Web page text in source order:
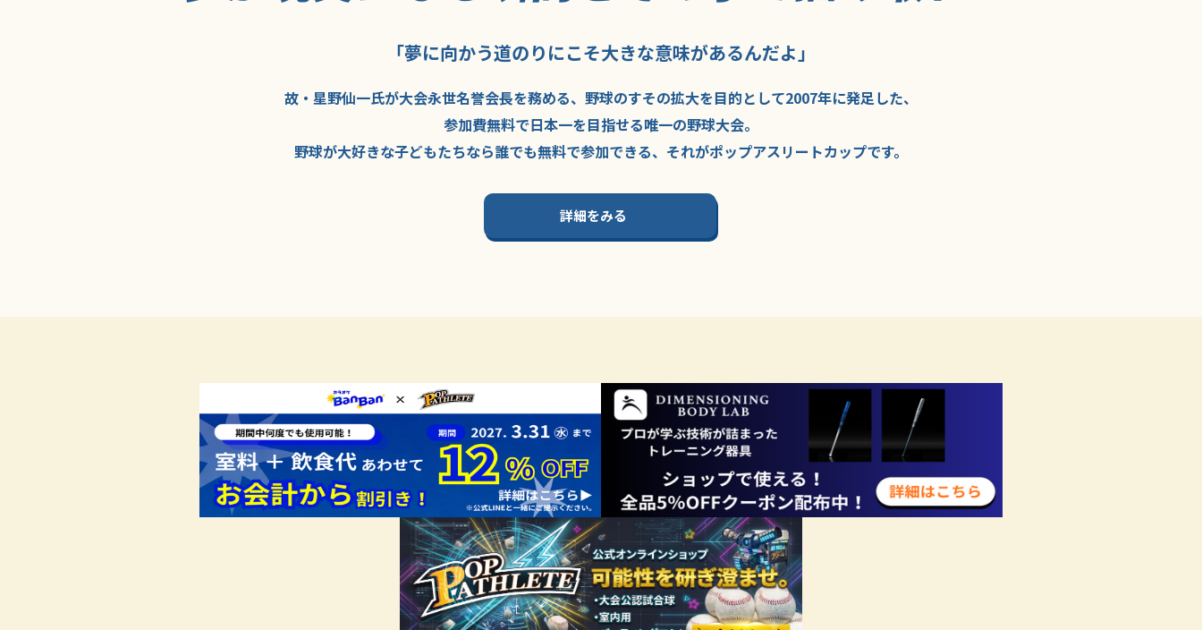
「夢に向かう道のりにこそ大きな意味があるんだよ」
故・星野仙一氏が大会永世名誉会長を務める、野球のすその拡大を目的として2007年に発足した、
参加費無料で日本一を目指せる唯一の野球大会。
野球が大好きな子どもたちなら誰でも無料で参加できる、 それがポップアスリートカップです。
詳細をみる